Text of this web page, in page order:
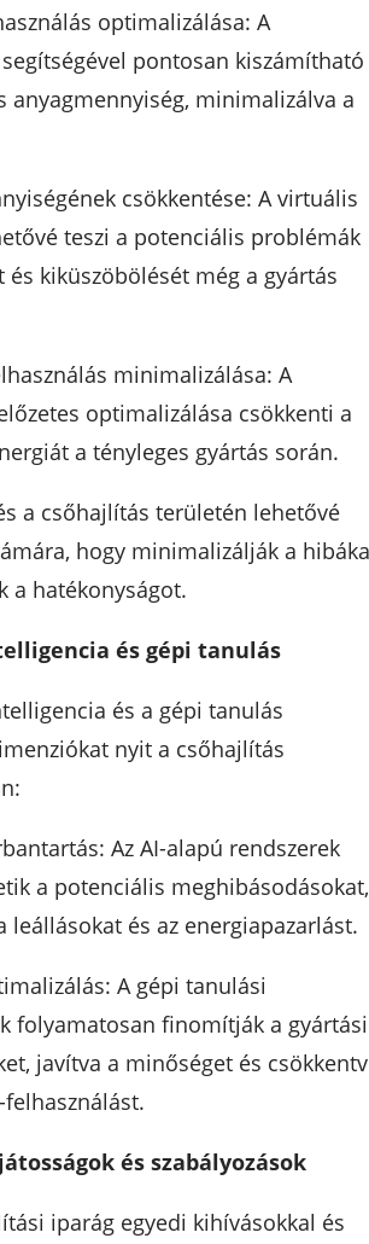
optimalizálása: A
pontosan kiszámítható
anyagmennyiség, minimalizálva a
csökkentése: A virtuális
teszi a potenciális problémák
és kiküszöbölését még a gyártás
minimalizálása: A
optimalizálása csökkenti a
a tényleges gyártás során.
a csőhajlítás területén lehetővé
hogy minimalizálják a
a hatékonyságot.
és gépi tanulás
és a gépi tanulás
nyit a csőhajlítás
Az AI-alapú rendszerek
a potenciális meghibásodásokat,
leállásokat és az energiapazarlást.
A gépi tanulási
folyamatosan finomítják a gyártási
javítva a minőséget és
és szabályozások
iparág egyedi kihívásokkal és